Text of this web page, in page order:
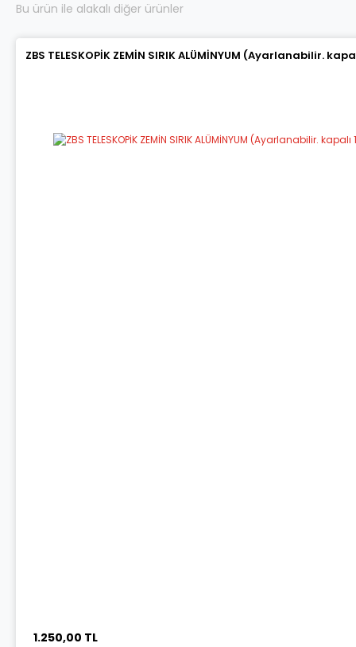
Bu ürün ile alakalı diğer ürünler
ZBS TELESKOPİK ZEMİN SIRIK ALÜMİNYUM (Ayarlanabilir.
1.250,00 TL